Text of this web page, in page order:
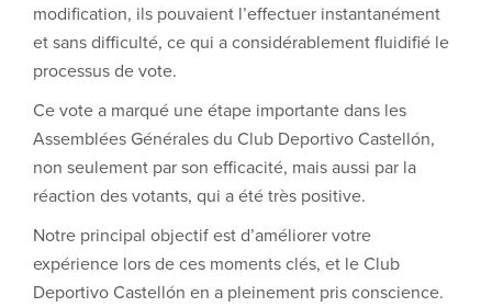
modification, ils pouvaient l’effectuer instantanément
et sans difficulté, ce qui a considérablement fluidifié le
processus de vote.
Ce vote a marqué une étape importante dans les
Assemblées Générales du Club Deportivo Castellón,
non seulement par son efficacité, mais aussi par la
réaction des votants, qui a été très positive.
Notre principal objectif est d’améliorer votre
expérience lors de ces moments clés, et le Club
Deportivo Castellón en a pleinement pris conscience.